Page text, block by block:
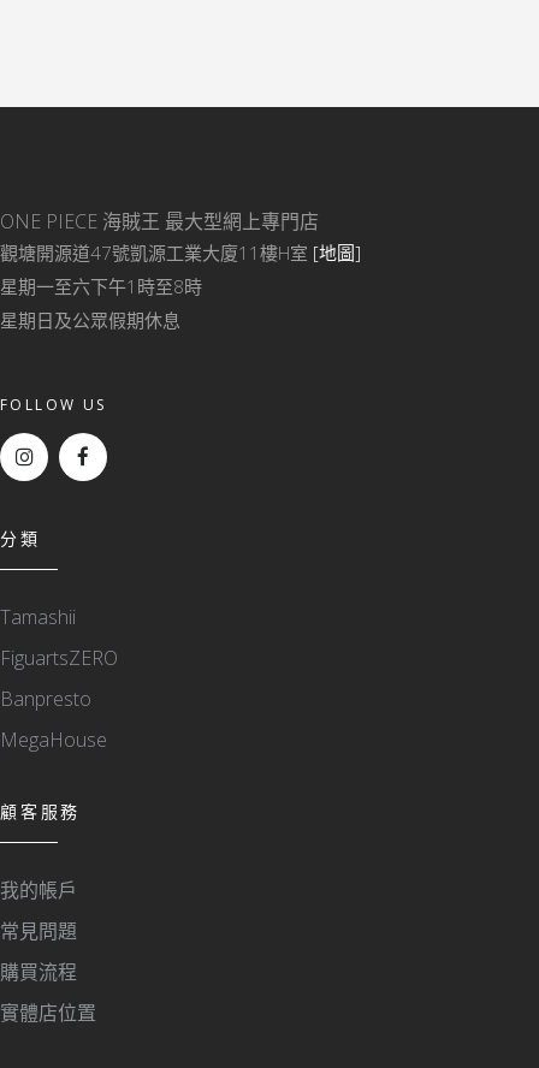
ONE PIECE 海賊王 最大型網上專門店
觀塘開源道47號凱源工業大廈11樓H室 [地圖]
星期一至六下午1時至8時
星期日及公眾假期休息
FOLLOW US
分類
Tamashii
FiguartsZERO
Banpresto
MegaHouse
顧客服務
我的帳戶
常見問題
購買流程
實體店位置